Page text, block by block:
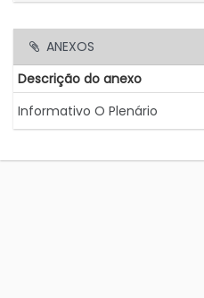
ANEXOS
Descrição do anexo
Informativo O Plenário